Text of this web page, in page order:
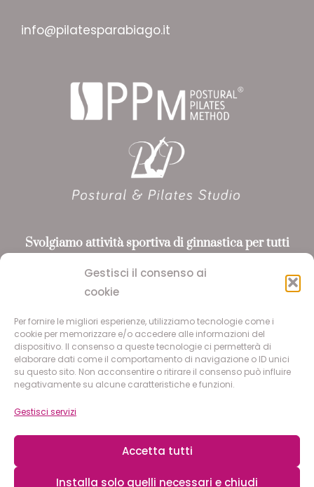
Gestisci il consenso ai
cookie
Per fornire le migliori esperienze, utilizziamo tecnologie come i
cookie per memorizzare e/o accedere alle informazioni del
dispositivo. Il consenso a queste tecnologie ci permetterà di
elaborare dati come il comportamento di navigazione o ID unici
su questo sito. Non acconsentire o ritirare il consenso può influire
negativamente su alcune caratteristiche e funzioni.
Gestisci servizi
Accetta tutti
Installa solo quelli necessari e chiudi
info@pilatesparabiago.it
Svolgiamo attività sportiva di ginnastica per tutti
Pilates e Yoga
SEGUICI
Facebook
Piazza Maggiolini, 34, 20015 Parabiago (MI) | C.F.